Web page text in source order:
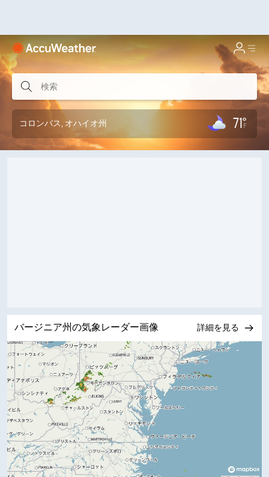
コロンバス, オハイオ州 71°F
バージニア州の気象レーダー画像 詳細を見る